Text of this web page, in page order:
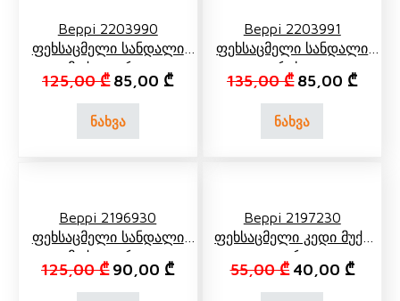
Beppi 2203990
Ფეხსაცმელი Სანდალი
Მუქი Ლურჯი
125,00₾ Original price was: 125,00 ₾.
85,00 ₾Current price is: 85,00 ₾.
ნახვა
Beppi 2203991
Ფეხსაცმელი Სანდალი
Რუხი
135,00₾ Original price
85,00 ₾
ნახვა
Beppi 2196930
Ფეხსაცმელი Სანდალი
Მუქი Ლურჯი
125,00₾ Original price was: 125,00 ₾.
90,00 ₾Current price is: 90,00 ₾.
Beppi 2197230
Ფეხსაცმელი Კედი Მუქი
Ლურჯი
55,00₾ Original price
40,00 ₾